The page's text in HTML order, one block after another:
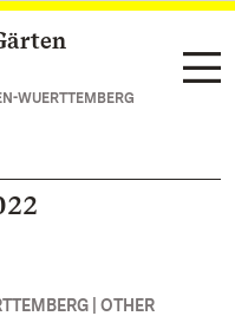
WUERTTEMBERG
| OTHER